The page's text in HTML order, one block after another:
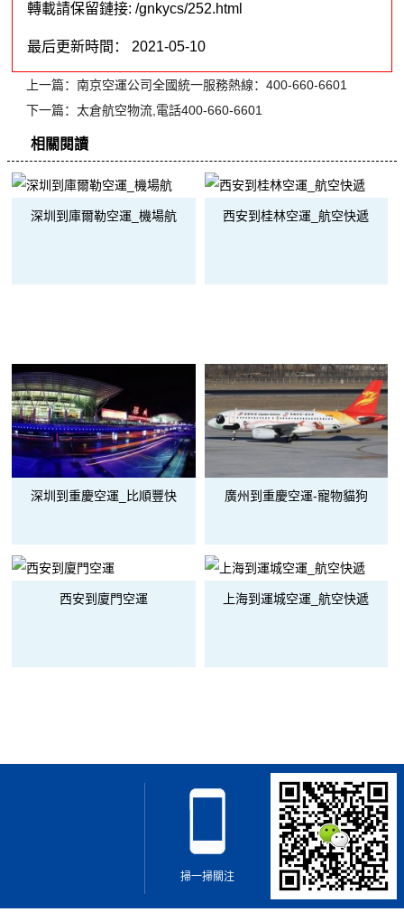
轉載請保留鏈接: /gnkycs/252.html
最后更新時間： 2021-05-10
上一篇： 南京空運公司全國統一服務熱線：400-660-6601
下一篇： 太倉航空物流,電話400-660-6601
相關閱讀
深圳到庫爾勒空運_機場航 西安到桂林空運_航空快遞
深圳到重慶空運_比順豐快 廣州到重慶空運-寵物貓狗
西安到廈門空運 上海到運城空運_航空快遞
掃一掃關注